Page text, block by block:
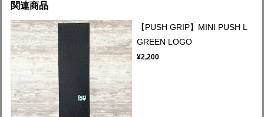
関連商品
【PUSH GRIP】MINI PUSH L
GREEN LOGO
¥2,200